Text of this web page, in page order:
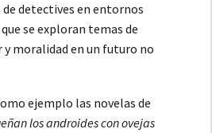
detectives en entornos
se exploran temas de
moralidad en un futuro no
ejemplo las novelas de
los androides con ovejas